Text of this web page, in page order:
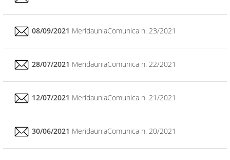
08/09/2021 MeridauniaComunica n. 23/2021
28/07/2021 MeridauniaComunica n. 22/2021
12/07/2021 MeridauniaComunica n. 21/2021
30/06/2021 MeridauniaComunica n. 20/2021